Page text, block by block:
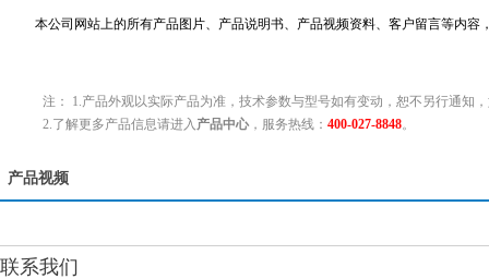
本公司网站上的所有产品图片、产品说明书、产品视频资料、客户留言等内
注： 1.产品外观以实际产品为准，技术参数与型号如有变动，恕不另行通知
2.了解更多产品信息请进入 产品中心 ，服务热线： 400-027-8848。
产品视频
联系我们